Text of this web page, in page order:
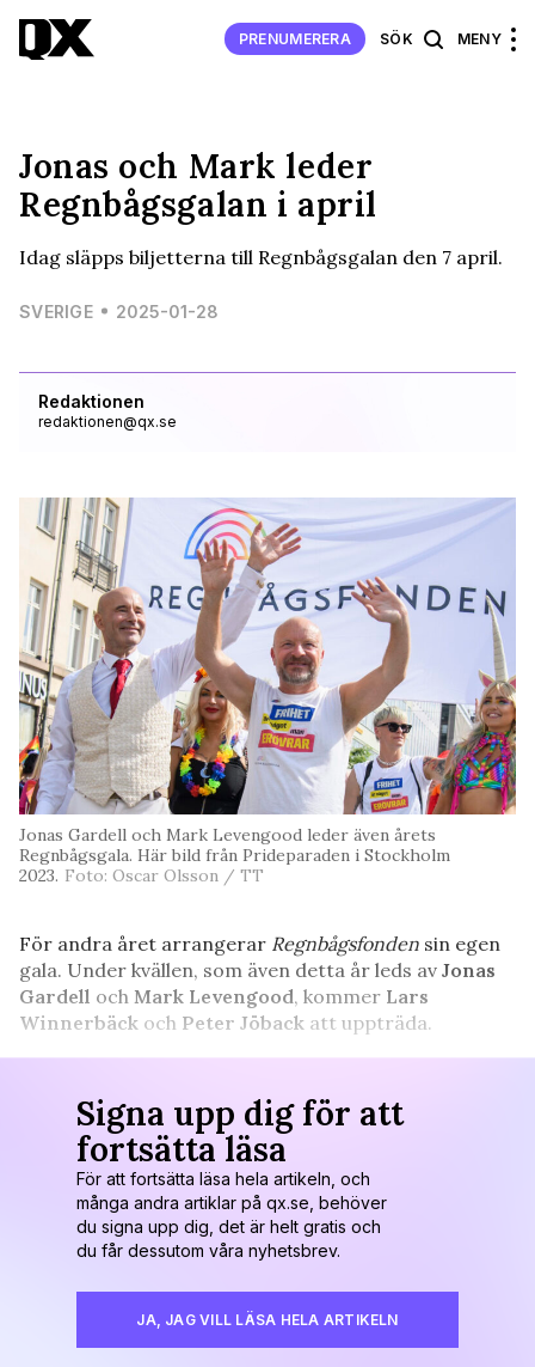
PRENUMERERA SÖK MENY
Redaktionen
redaktionen@qx.se
Jonas och Mark leder
Regnbågsgalan i april
Idag släpps biljetterna till Regnbågsgalan den 7 april.
SVERIGE 2025-01-28
Jonas Gardell och Mark Levengood leder även årets
Regnbågsgala. Här bild från Prideparaden i Stockholm
2023. Foto: Oscar Olsson / TT
För andra året arrangerar Regnbågsfonden sin egen
gala. Under kvällen, som även detta år leds av Jonas
Gardell och Mark Levengood, kommer Lars
Winnerbäck och Peter Jöback att uppträda.
Signa upp dig för att
fortsätta läsa
För att fortsätta läsa hela artikeln, och
många andra artiklar på qx.se, behöver
du signa upp dig, det är helt gratis och
du får dessutom våra nyhetsbrev.
JA, JAG VILL LÄSA HELA ARTIKELN